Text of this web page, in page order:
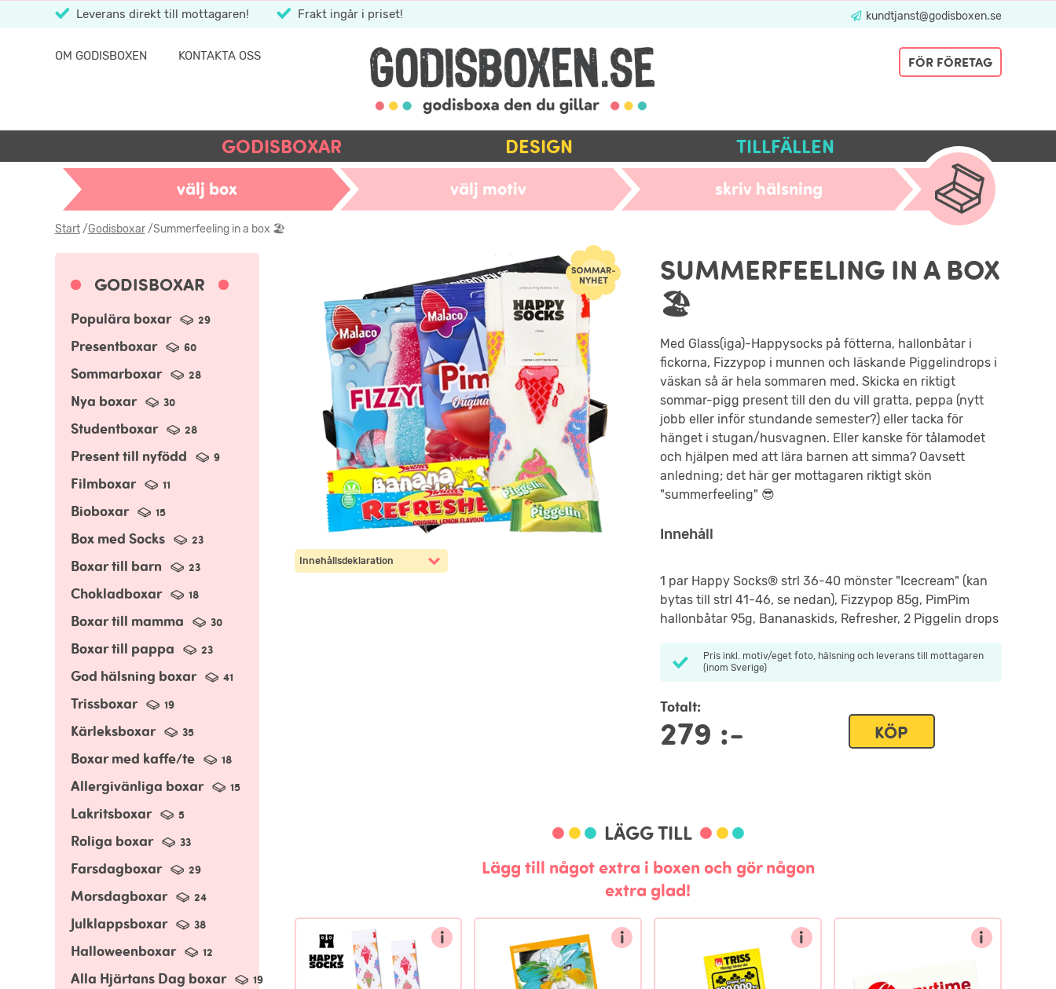
Leverans direkt till mottagaren! Frakt ingår i priset! kundtjanst@godisboxen.se
OM GODISBOXEN KONTAKTA OSS FÖR FÖRETAG
GODISBOXAR DESIGN TILLFÄLLEN
välj box välj motiv skriv hälsning
Start/Godisboxar/Summerfeeling in a box 🏖️
GODISBOXAR
Populära boxar 29
Presentboxar 60
Sommarboxar 28
Nya boxar 30
Studentboxar 28
Present till nyfödd 9
Filmboxar 11
Bioboxar 15
Box med Socks 23
Boxar till barn 23
Chokladboxar 18
Boxar till mamma 30
Boxar till pappa 23
God hälsning boxar 41
Trissboxar 19
Kärleksboxar 35
Boxar med kaffe/te 18
Allergivänliga boxar 15
Lakritsboxar 5
Roliga boxar 33
Farsdagboxar 29
Morsdagboxar 24
Julklappsboxar 38
Halloweenboxar 12
Alla Hjärtans Dag boxar 19
Innehållsdeklaration
SUMMERFEELING IN A BOX
🏖️
Med Glass(iga)-Happysocks på fötterna, hallonbåtar i
fickorna, Fizzypop i munnen och läskande Piggelindrops i
väskan så är hela sommaren med. Skicka en riktigt
sommar-pigg present till den du vill gratta, peppa (nytt
jobb eller inför stundande semester?) eller tacka för
hänget i stugan/husvagnen. Eller kanske för tålamodet
och hjälpen med att lära barnen att simma? Oavsett
anledning; det här ger mottagaren riktigt skön
"summerfeeling" 😎
Innehåll
1 par Happy Socks® strl 36-40 mönster "Icecream" (kan
bytas till strl 41-46, se nedan), Fizzypop 85g, PimPim
hallonbåtar 95g, Bananaskids, Refresher, 2 Piggelin drops
Pris inkl. motiv/eget foto, hälsning och leverans till mottagaren
(inom Sverige)
Totalt:
279 :- KÖP
LÄGG TILL
Lägg till något extra i boxen och gör någon
extra glad!
i i i i